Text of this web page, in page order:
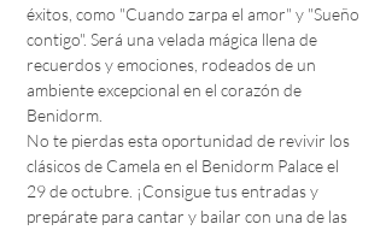
éxitos, como "Cuando zarpa el amor" y "Sueño
contigo". Será una velada mágica llena de
recuerdos y emociones, rodeados de un
ambiente excepcional en el corazón de
Benidorm.
No te pierdas esta oportunidad de revivir los
clásicos de Camela en el Benidorm Palace el
29 de octubre. ¡Consigue tus entradas y
prepárate para cantar y bailar con una de las